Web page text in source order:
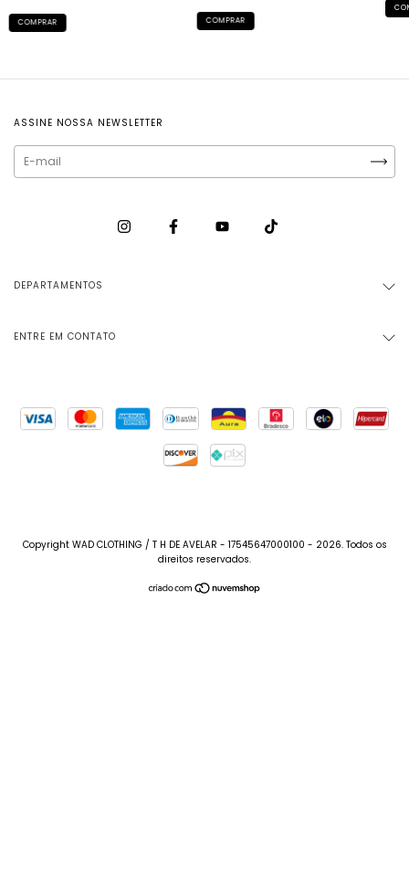
COMPRAR COMPRAR
ASSINE NOSSA NEWSLETTER
DEPARTAMENTOS
ENTRE EM CONTATO
Copyright WAD CLOTHING / T H DE AVELAR - 17545647000100 - 2026. Todos os
direitos reservados.